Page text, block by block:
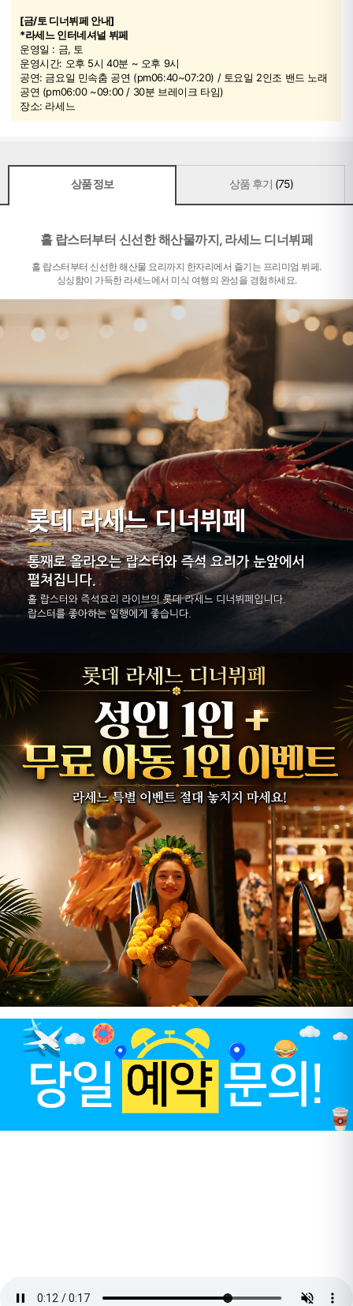
[금/토 디너뷔페 안내]
*라세느 인터네셔널 뷔페
운영일 : 금, 토
운영시간: 오후 5시 40분 ~ 오후 9시
공연: 금요일 민속춤 공연 (pm06:40~07:20) / 토요일 2인조 밴드 노래
공연 (pm06:00 ~09:00 / 30분 브레이크 타임)
장소: 라세느
상품 정보 상품 후기 (75)
홀 랍스터부터 신선한 해산물까지, 라세느 디너뷔페
홀 랍스터부터 신선한 해산물 요리까지 한자리에서 즐기는 프리미엄 뷔페.
싱싱함이 가득한 라세느에서 미식 여행의 완성을 경험하세요.